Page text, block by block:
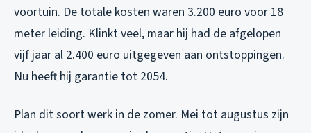
voortuin. De totale kosten waren 3.200 euro voor 18
meter leiding. Klinkt veel, maar hij had de afgelopen
vijf jaar al 2.400 euro uitgegeven aan ontstoppingen.
Nu heeft hij garantie tot 2054.
Plan dit soort werk in de zomer. Mei tot augustus zijn